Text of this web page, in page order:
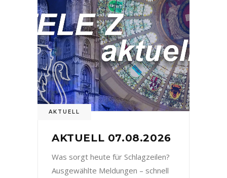
AKTUELL
AKTUELL 07.08.2026
Was sorgt heute für Schlagzeilen?
Ausgewählte Meldungen – schnell